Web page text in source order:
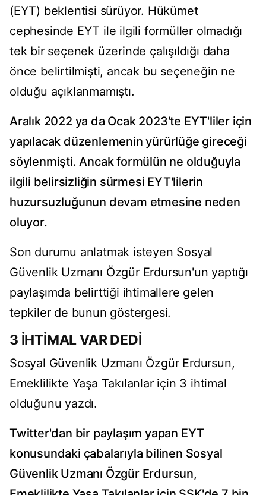
(EYT) beklentisi sürüyor. Hükümet
cephesinde EYT ile ilgili formüller olmadığı
tek bir seçenek üzerinde çalışıldığı daha
önce belirtilmişti, ancak bu seçeneğin ne
olduğu açıklanmamıştı.
Aralık 2022 ya da Ocak 2023'te EYT'liler için
yapılacak düzenlemenin yürürlüğe gireceği
söylenmişti. Ancak formülün ne olduğuyla
ilgili belirsizliğin sürmesi EYT'lilerin
huzursuzluğunun devam etmesine neden
oluyor.
Son durumu anlatmak isteyen Sosyal
Güvenlik Uzmanı Özgür Erdursun'un yaptığı
paylaşımda belirttiği ihtimallere gelen
tepkiler de bunun göstergesi.
3 İHTİMAL VAR DEDİ
Sosyal Güvenlik Uzmanı Özgür Erdursun,
Emeklilikte Yaşa Takılanlar için 3 ihtimal
olduğunu yazdı.
Twitter'dan bir paylaşım yapan EYT
konusundaki çabalarıyla bilinen Sosyal
Güvenlik Uzmanı Özgür Erdursun,